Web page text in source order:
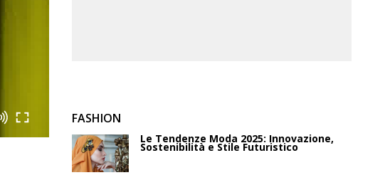
FASHION
Le Tendenze Moda 2025: Innovazione,
Sostenibilità e Stile Futuristico